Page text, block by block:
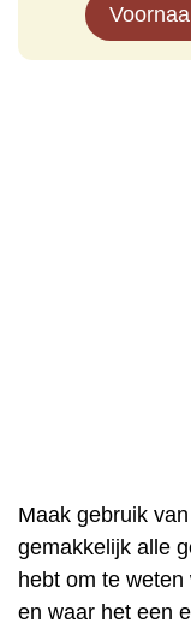
Maak gebruik
gemakkelijk alle
hebt om te
en waar het een